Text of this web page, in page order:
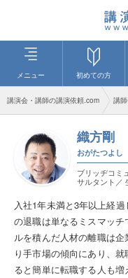
メニュー 初めての方
講演会・講師の講演依頼.com 講
織方剛
おがたつよし
ブリッヂコミ
サルタント／
入社1年未満と3年以上経
の退職は単なるミスマッ
ルを積んだ人材の離職は
り手市場の傾向にあり、
ると簡単に転職する人も